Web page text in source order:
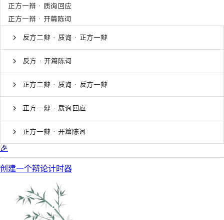
正方一辩 · 质询回应
正方一辩 · 开篇陈词
反方二辩 · 质询 · 正方一辩
反方 · 开篇陈词
正方二辩 · 质询 · 反方一辩
正方一辩 · 质询回应
正方一辩 · 开篇陈词
🎉
创建一个辩论计时器